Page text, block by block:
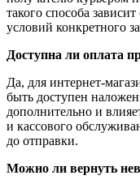
такого способа
условий конкретного
Доступна ли оплата
Да, для интернет-
быть доступен
дополнительно и
и кассового
до отправки.
Можно ли вернуть